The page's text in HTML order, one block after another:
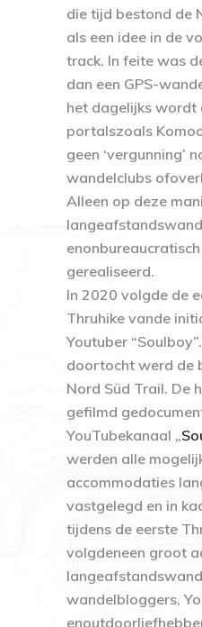
die tijd bestond de
als een idee in de
track. In feite was
dan een GPS-
het dagelijks wordt
portalszoals
geen ‘vergunning’
wandelclubs
Alleen op deze
gerealiseerd.
In 2020 volgde de
Thruhike vande
Youtuber
doortocht werd de
Nord Süd Trail. De
gefilmd
YouTubekanaal „
werden alle
accommodaties
vastgelegd en in
tijdens de eerste
volgdeneen groot
wandelbloggers,